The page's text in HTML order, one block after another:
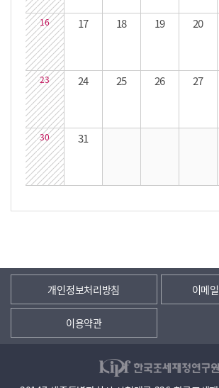
16 17 18 19 20
23 24 25 26 27
30 31
개인정보처리방침 이메
이용약관